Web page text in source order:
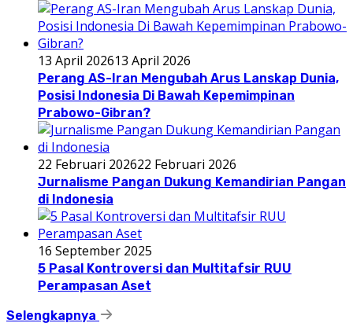
13 April 202613 April 2026
Perang AS-Iran Mengubah Arus Lanskap Dunia,
Posisi Indonesia Di Bawah Kepemimpinan
Prabowo-Gibran?
22 Februari 202622 Februari 2026
Jurnalisme Pangan Dukung Kemandirian Pangan
di Indonesia
16 September 2025
5 Pasal Kontroversi dan Multitafsir RUU
Perampasan Aset
Selengkapnya